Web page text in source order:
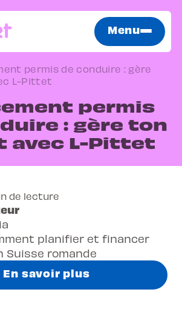
Menu
permis de conduire : gère
L-Pittet
permis
: gère ton
avec L-Pittet
planifier et financer
Suisse romande
En savoir plus
de lecture